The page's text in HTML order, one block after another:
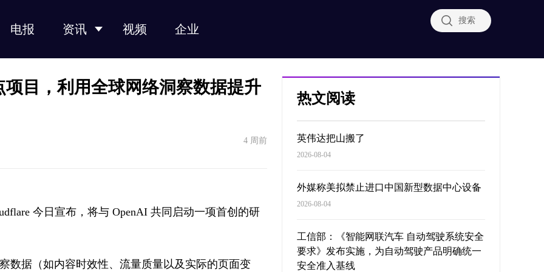
电报 资讯 视频 企业
搜索
目，利用全球网络洞察数据提升
4 周前
今日宣布，将与 OpenAI 共同启动一项首创的研
数据（如内容时效性、流量质量以及实际的页面变
热文阅读
英伟达把山搬了
2026-08-04
外媒称美拟禁止进口中国新型数据中心设备
2026-08-04
工信部：《智能网联汽车 自动驾驶系统安全
要求》发布实施，为自动驾驶产品明确统一
安全准入基线